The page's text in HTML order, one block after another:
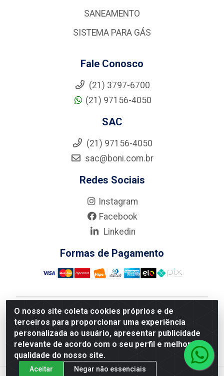
O nosso site coleta cookies próprios e de
terceiros para proporcionar uma experiência
personalizada ao usuário, apresentar publicidade
relevante de acordo com o seu perfil e melhorar a
qualidade do nosso site.
Aceitar Negar não essenciais
SANEAMENTO
SISTEMA PARA GÁS
Fale Conosco
(21) 3797-6700
(21) 97156-4050
SAC
(21) 97156-4050
sac@boni.com.br
Redes Sociais
Instagram
Facebook
Linkedin
Formas de Pagamento
Nova Boni Distribuidora de Material de Construção LTDA
- Rua Alice Tibiriçá, 330 - Vila Da Penha, Rio de
Janeiro/RJ - CEP: 21.210-110 - CNPJ: 11.003.135/0001-
27